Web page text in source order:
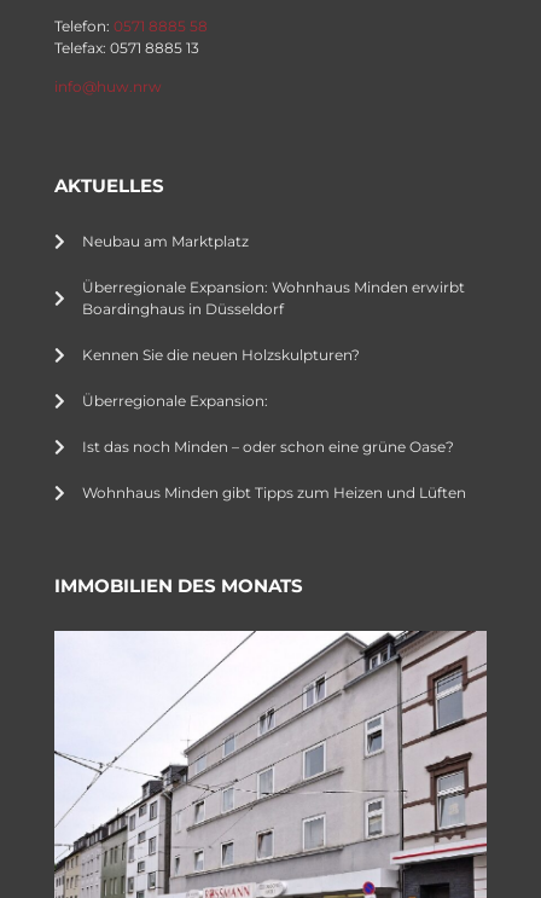
Telefon: 0571 8885 58
Telefax: 0571 8885 13
info@huw.nrw
AKTUELLES
Neubau am Marktplatz
Überregionale Expansion: Wohnhaus Minden erwirbt
Boardinghaus in Düsseldorf
Kennen Sie die neuen Holzskulpturen?
Überregionale Expansion:
Ist das noch Minden – oder schon eine grüne Oase?
Wohnhaus Minden gibt Tipps zum Heizen und Lüften
IMMOBILIEN DES MONATS